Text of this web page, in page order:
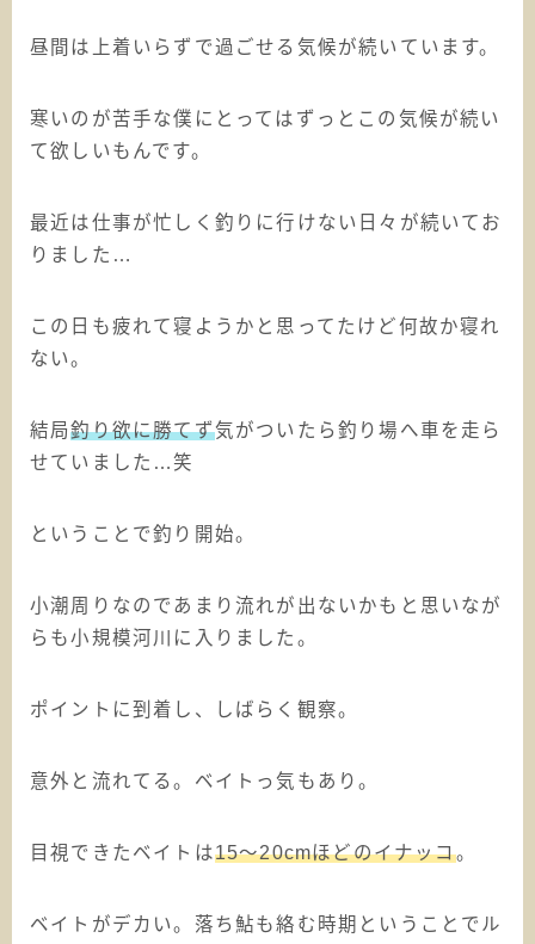
昼間は上着いらずで過ごせる気候が続いています。
寒いのが苦手な僕にとってはずっとこの気候が続い
て欲しいもんです。
最近は仕事が忙しく釣りに行けない日々が続いてお
りました…
この日も疲れて寝ようかと思ってたけど何故か寝れ
ない。
結局釣り欲に勝てず気がついたら釣り場へ車を走ら
せていました…笑
ということで釣り開始。
小潮周りなのであまり流れが出ないかもと思いなが
らも小規模河川に入りました。
ポイントに到着し、しばらく観察。
意外と流れてる。ベイトっ気もあり。
目視できたベイトは15〜20cmほどのイナッコ。
ベイトがデカい。落ち鮎も絡む時期ということでル